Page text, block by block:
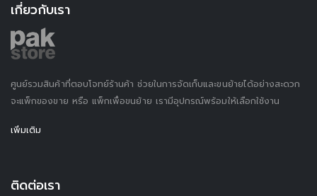
เกี่ยวกับเรา
ศูนย์รวมสินค้าที่ตอบโจทย์ร้านค้า ช่วยในการจัดเก็บและขนย้ายได้อย่างสะดวก
จะแพ็กของขาย หรือ แพ็กเพื่อขนย้าย เรามีอุปกรณ์พร้อมให้เลือกใช้งาน
เพิ่มเติม
ติดต่อเรา